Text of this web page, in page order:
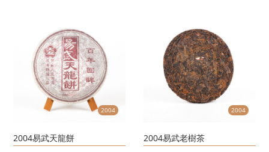
2004
2004易武天龍餅
2004
2004易武老樹茶